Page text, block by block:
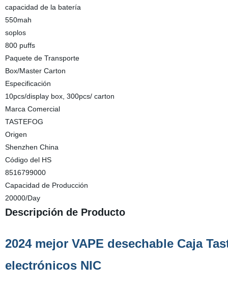
capacidad de la batería
550mah
soplos
800 puffs
Paquete de Transporte
Box/Master Carton
Especificación
10pcs/display box, 300pcs/ carton
Marca Comercial
TASTEFOG
Origen
Shenzhen China
Código del HS
8516799000
Capacidad de Producción
20000/Day
Descripción de Producto
2024 mejor VAPE desechable Caja
electrónicos NIC